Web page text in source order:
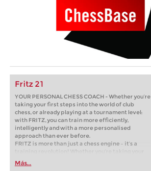
Fritz 21
YOUR PERSONAL CHESS COACH - Whether you’re
taking your first steps into the world of club
chess, or already playing at a tournament level:
with FRITZ, you can train more efficiently,
intelligently and with a more personalised
approach than ever before.
FRITZ is more than just a chess engine – it’s a
training revolution! Whether you’re taking your
first steps into the world of club chess, or already
playing at a tournament level: with FRITZ, you can
Más...